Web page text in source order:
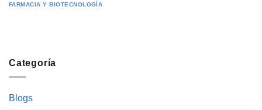
Categoría
Blogs
FARMACIA Y BIOTECNOLOGÍA